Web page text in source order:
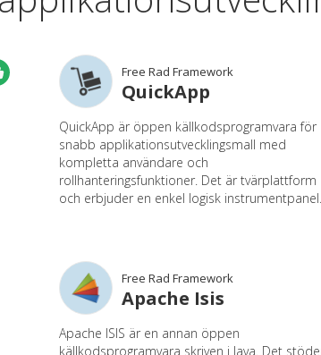
Free Rad Framework
QuickApp
QuickApp är öppen källkodsprogramvara för
snabb applikationsutvecklingsmall med
kompletta användare och
rollhanteringsfunktioner. Det är tvärplattform
och erbjuder en enkel logisk instrumentpanel.
Free Rad Framework
Apache Isis
Apache ISIS är en annan öppen
källkodsprogramvara skriven i Java. Det